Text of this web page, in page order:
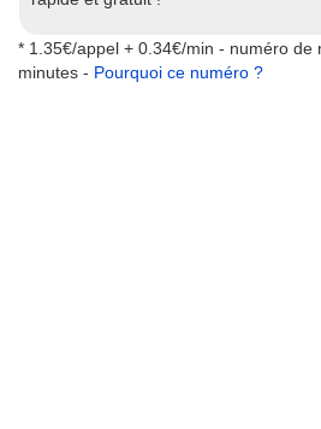
* 1.35€/appel + 0.34€/min - numéro de
minutes - Pourquoi ce numéro ?